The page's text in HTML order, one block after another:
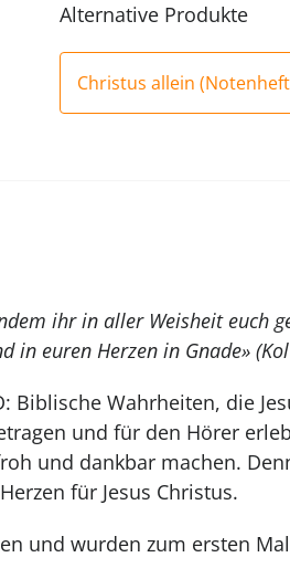
Alternative Produkte
Christus allein
ihr in aller Weisheit euch
in euren Herzen in Gnade»
Wahrheiten, die
und für den Hörer
und dankbar machen.
für Jesus Christus.
und wurden zum ersten